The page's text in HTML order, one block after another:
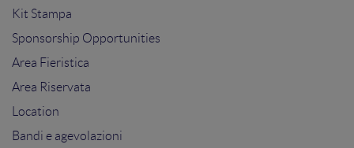
Kit Stampa
Sponsorship Opportunities
Area Fieristica
Area Riservata
Location
Bandi e agevolazioni